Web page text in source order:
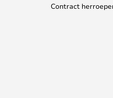
Contract